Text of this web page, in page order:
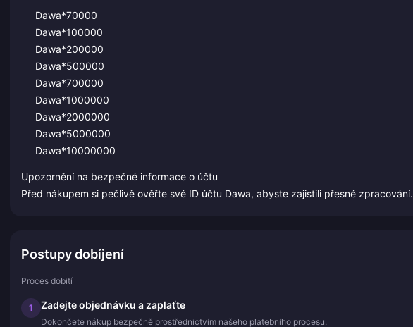
Dawa*70000
Dawa*100000
Dawa*200000
Dawa*500000
Dawa*700000
Dawa*1000000
Dawa*2000000
Dawa*5000000
Dawa*10000000
Upozornění na bezpečné informace o účtu
Před nákupem si pečlivě ověřte své ID účtu Dawa, abyste zajistili přesné zpracování.
Postupy dobíjení
Proces dobití
1 Zadejte objednávku a zaplaťte
Dokončete nákup bezpečně prostřednictvím našeho platebního procesu.